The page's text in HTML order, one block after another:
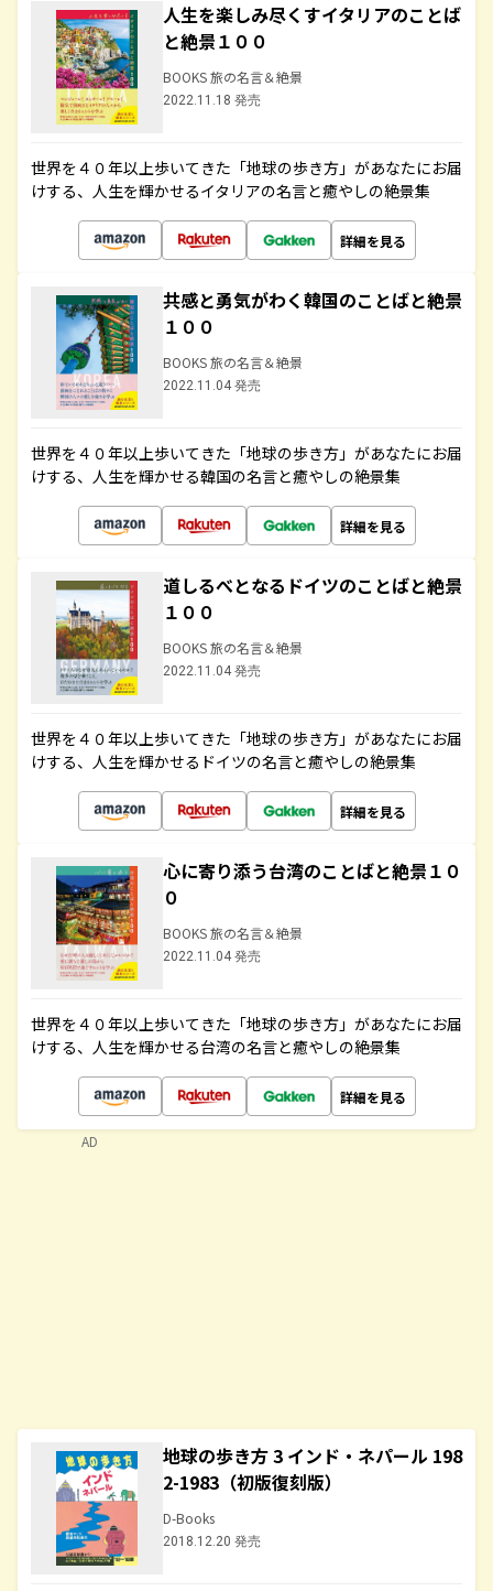
人生を楽しみ尽くすイタリアのことば
と絶景１００
BOOKS 旅の名言＆絶景
2022.11.18 発売
世界を４０年以上歩いてきた「地球の歩き方」があなたにお届
けする、人生を輝かせるイタリアの名言と癒やしの絶景集
詳細を見る
共感と勇気がわく韓国のことばと絶景
１００
BOOKS 旅の名言＆絶景
2022.11.04 発売
世界を４０年以上歩いてきた「地球の歩き方」があなたにお届
けする、人生を輝かせる韓国の名言と癒やしの絶景集
詳細を見る
道しるべとなるドイツのことばと絶景
１００
BOOKS 旅の名言＆絶景
2022.11.04 発売
世界を４０年以上歩いてきた「地球の歩き方」があなたにお届
けする、人生を輝かせるドイツの名言と癒やしの絶景集
詳細を見る
心に寄り添う台湾のことばと絶景１０
０
BOOKS 旅の名言＆絶景
2022.11.04 発売
世界を４０年以上歩いてきた「地球の歩き方」があなたにお届
けする、人生を輝かせる台湾の名言と癒やしの絶景集
詳細を見る
地球の歩き方 3 インド・ネパール 198
2-1983（初版復刻版）
D-Books
2018.12.20 発売
AD